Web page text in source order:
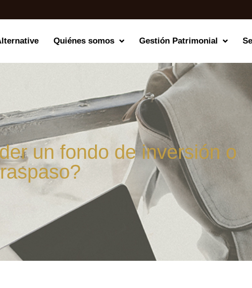
Quiénes somos Gestión Patrimonial
un fondo de inversión o